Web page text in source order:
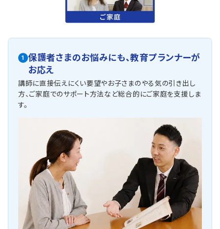
1 保護者さまのお悩みにも、教育プランナーが
お応え
講師に直接伝えにくい要望やお子さまのやる気の引き出し
方、ご家庭でのサポート方法など総合的にご家庭を支援しま
す。